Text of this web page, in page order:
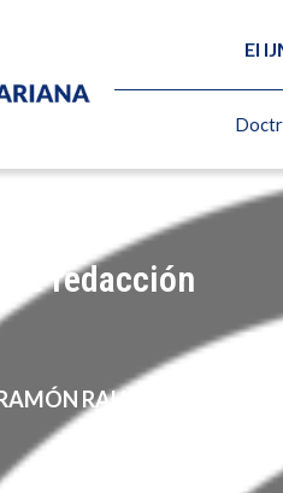
El
de redacción
RALLO